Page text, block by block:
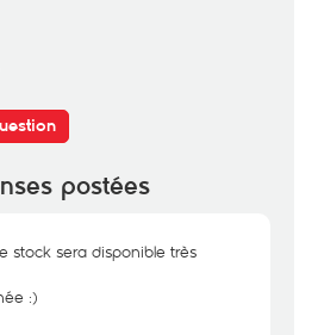
postées
stock sera disponible très
:)